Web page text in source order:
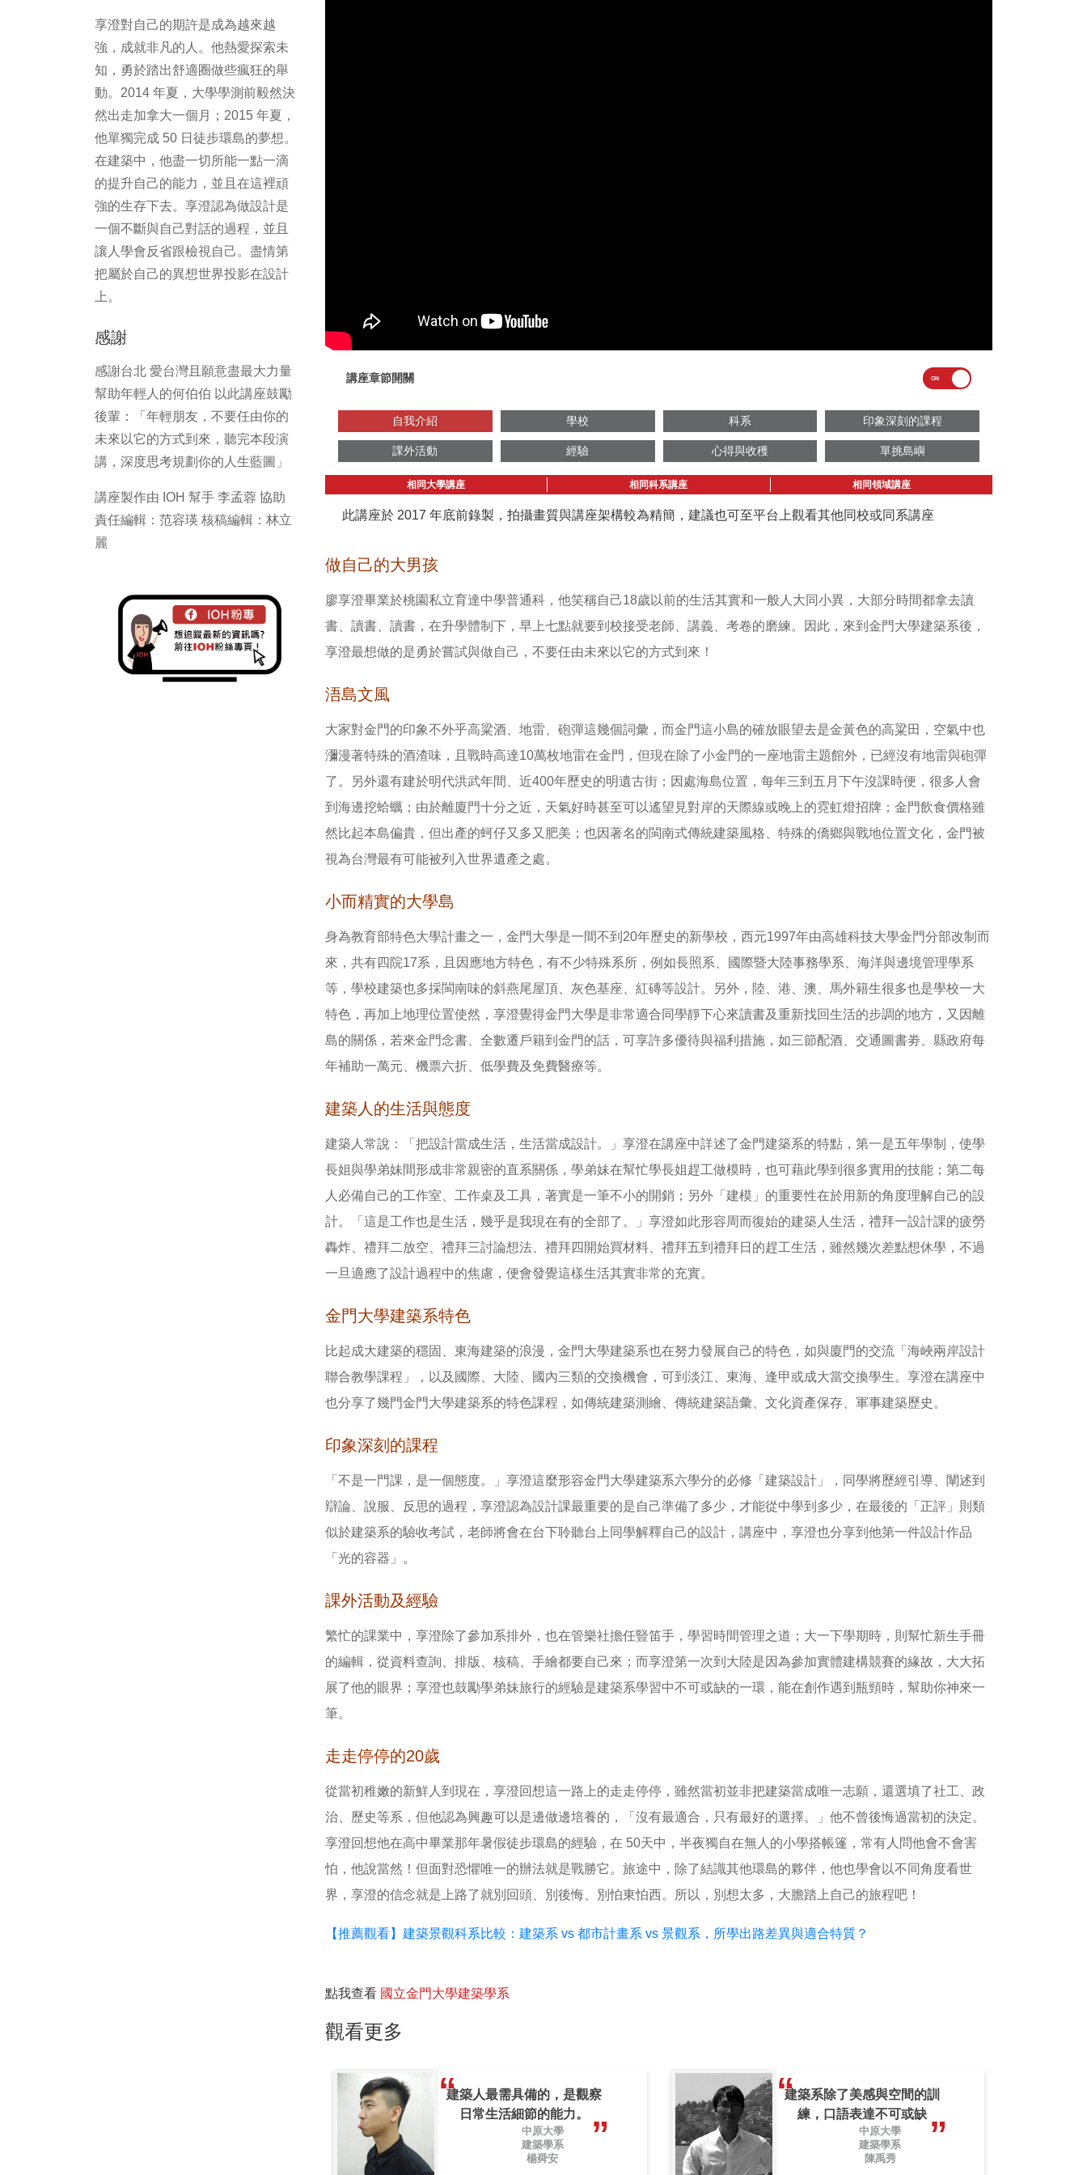
享澄對自己的期許是成為越來越
強，成就非凡的人。他熱愛探索未
知，勇於踏出舒適圈做些瘋狂的舉
動。2014 年夏，大學學測前毅然決
然出走加拿大一個月；2015 年夏，
他單獨完成 50 日徒步環島的夢想。
在建築中，他盡一切所能一點一滴
的提升自己的能力，並且在這裡頑
強的生存下去。享澄認為做設計是
一個不斷與自己對話的過程，並且
讓人學會反省跟檢視自己。盡情第
把屬於自己的異想世界投影在設計
上。
感謝
感謝台北 愛台灣且願意盡最大力量
幫助年輕人的何伯伯 以此講座鼓勵
後輩：「年輕朋友，不要任由你的
未來以它的方式到來，聽完本段演
講，深度思考規劃你的人生藍圖」
講座製作由 IOH 幫手 李孟蓉 協助
責任編輯：范容瑛 核稿編輯：林立
麗
講座章節開關
自我介紹 學校 科系 印象深刻的課程
課外活動 經驗 心得與收穫 單挑島嶼
相同大學講座 相同科系講座 相同領域講座
此講座於 2017 年底前錄製，拍攝畫質與講座架構較為精簡，建議也可至平台上觀看其他同校或同系講座
做自己的大男孩
廖享澄畢業於桃園私立育達中學普通科，他笑稱自己18歲以前的生活其實和一般人大同小異，大部分時間都拿去讀
書、讀書、讀書，在升學體制下，早上七點就要到校接受老師、講義、考卷的磨練。因此，來到金門大學建築系後，
享澄最想做的是勇於嘗試與做自己，不要任由未來以它的方式到來！
浯島文風
大家對金門的印象不外乎高粱酒、地雷、砲彈這幾個詞彙，而金門這小島的確放眼望去是金黃色的高粱田，空氣中也
瀰漫著特殊的酒渣味，且戰時高達10萬枚地雷在金門，但現在除了小金門的一座地雷主題館外，已經沒有地雷與砲彈
了。另外還有建於明代洪武年間、近400年歷史的明遺古街；因處海島位置，每年三到五月下午沒課時便，很多人會
到海邊挖蛤蠣；由於離廈門十分之近，天氣好時甚至可以遙望見對岸的天際線或晚上的霓虹燈招牌；金門飲食價格雖
然比起本島偏貴，但出產的蚵仔又多又肥美；也因著名的閩南式傳統建築風格、特殊的僑鄉與戰地位置文化，金門被
視為台灣最有可能被列入世界遺產之處。
小而精實的大學島
身為教育部特色大學計畫之一，金門大學是一間不到20年歷史的新學校，西元1997年由高雄科技大學金門分部改制而
來，共有四院17系，且因應地方特色，有不少特殊系所，例如長照系、國際暨大陸事務學系、海洋與邊境管理學系
等，學校建築也多採閩南味的斜燕尾屋頂、灰色基座、紅磚等設計。另外，陸、港、澳、馬外籍生很多也是學校一大
特色，再加上地理位置使然，享澄覺得金門大學是非常適合同學靜下心來讀書及重新找回生活的步調的地方，又因離
島的關係，若來金門念書、全數遷戶籍到金門的話，可享許多優待與福利措施，如三節配酒、交通圖書劵、縣政府每
年補助一萬元、機票六折、低學費及免費醫療等。
建築人的生活與態度
建築人常說：「把設計當成生活，生活當成設計。」享澄在講座中詳述了金門建築系的特點，第一是五年學制，使學
長姐與學弟妹間形成非常親密的直系關係，學弟妹在幫忙學長姐趕工做模時，也可藉此學到很多實用的技能；第二每
人必備自己的工作室、工作桌及工具，著實是一筆不小的開銷；另外「建模」的重要性在於用新的角度理解自己的設
計。「這是工作也是生活，幾乎是我現在有的全部了。」享澄如此形容周而復始的建築人生活，禮拜一設計課的疲勞
轟炸、禮拜二放空、禮拜三討論想法、禮拜四開始買材料、禮拜五到禮拜日的趕工生活，雖然幾次差點想休學，不過
一旦適應了設計過程中的焦慮，便會發覺這樣生活其實非常的充實。
金門大學建築系特色
比起成大建築的穩固、東海建築的浪漫，金門大學建築系也在努力發展自己的特色，如與廈門的交流「海峽兩岸設計
聯合教學課程」，以及國際、大陸、國內三類的交換機會，可到淡江、東海、逢甲或成大當交換學生。享澄在講座中
也分享了幾門金門大學建築系的特色課程，如傳統建築測繪、傳統建築語彙、文化資產保存、軍事建築歷史。
印象深刻的課程
「不是一門課，是一個態度。」享澄這麼形容金門大學建築系六學分的必修「建築設計」，同學將歷經引導、闡述到
辯論、說服、反思的過程，享澄認為設計課最重要的是自己準備了多少，才能從中學到多少，在最後的「正評」則類
似於建築系的驗收考試，老師將會在台下聆聽台上同學解釋自己的設計，講座中，享澄也分享到他第一件設計作品
「光的容器」。
課外活動及經驗
繁忙的課業中，享澄除了參加系排外，也在管樂社擔任豎笛手，學習時間管理之道；大一下學期時，則幫忙新生手冊
的編輯，從資料查詢、排版、核稿、手繪都要自己來；而享澄第一次到大陸是因為參加實體建構競賽的緣故，大大拓
展了他的眼界；享澄也鼓勵學弟妹旅行的經驗是建築系學習中不可或缺的一環，能在創作遇到瓶頸時，幫助你神來一
筆。
走走停停的20歲
從當初稚嫩的新鮮人到現在，享澄回想這一路上的走走停停，雖然當初並非把建築當成唯一志願，還選填了社工、政
治、歷史等系，但他認為興趣可以是邊做邊培養的，「沒有最適合，只有最好的選擇。」他不曾後悔過當初的決定。
享澄回想他在高中畢業那年暑假徒步環島的經驗，在 50天中，半夜獨自在無人的小學搭帳篷，常有人問他會不會害
怕，他說當然！但面對恐懼唯一的辦法就是戰勝它。旅途中，除了結識其他環島的夥伴，他也學會以不同角度看世
界，享澄的信念就是上路了就別回頭、別後悔、別怕東怕西。所以，別想太多，大膽踏上自己的旅程吧！
【推薦觀看】建築景觀科系比較：建築系 vs 都市計畫系 vs 景觀系，所學出路差異與適合特質？
點我查看 國立金門大學建築學系
觀看更多
建築人最需具備的，是觀察
日常生活細節的能力。
中原大學
建築學系
楊舜安
建築系除了美感與空間的訓
練，口語表達不可或缺
中原大學
建築學系
陳禹秀